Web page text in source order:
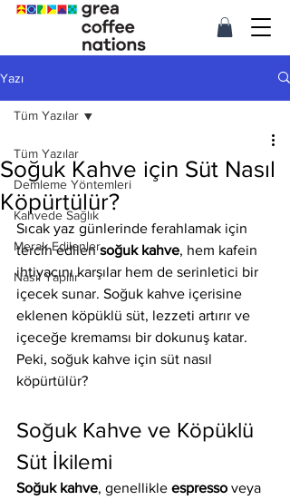
Yazı
Tüm Yazılar
Demleme Yöntemleri
Kahvede Sağlık
Merak Edilenler
Nasıl Yapılır
Tüm Yazılar
Soğuk Kahve için Süt Nasıl
Köpürtülür?
Sıcak yaz günlerinde ferahlamak için
tercih edilen soğuk kahve, hem kafein
ihtiyacını karşılar hem de serinletici bir
içecek sunar. Soğuk kahve içerisine
eklenen köpüklü süt, lezzeti artırır ve
içeceğe kremamsı bir dokunuş katar.
Peki, soğuk kahve için süt nasıl
köpürtülür?
Soğuk Kahve ve Köpüklü
Süt İkilemi
Soğuk kahve, genellikle espresso veya